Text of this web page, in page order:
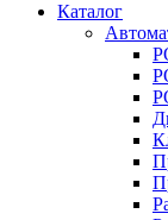
Каталог